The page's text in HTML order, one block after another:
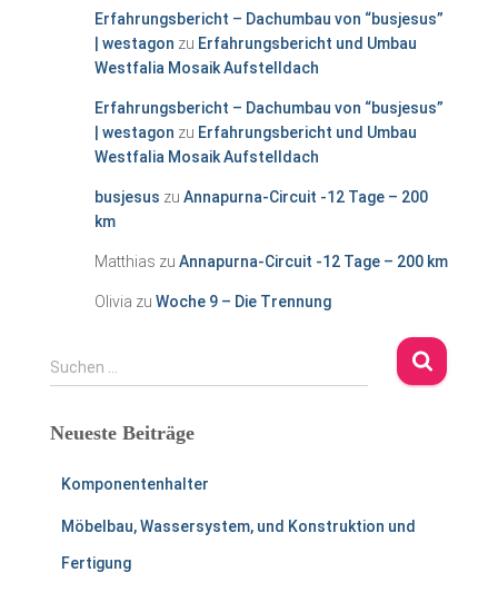
Erfahrungsbericht – Dachumbau von “busjesus”
| westagon zu Erfahrungsbericht und Umbau
Westfalia Mosaik Aufstelldach
Erfahrungsbericht – Dachumbau von “busjesus”
| westagon zu Erfahrungsbericht und Umbau
Westfalia Mosaik Aufstelldach
busjesus zu Annapurna-Circuit -12 Tage – 200
km
Matthias zu Annapurna-Circuit -12 Tage – 200 km
Olivia zu Woche 9 – Die Trennung
S
u
h
Suchen …
Neueste Beiträge
Komponentenhalter
Möbelbau, Wassersystem, und Konstruktion und
Fertigung